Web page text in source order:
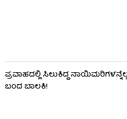
ಪ್ರವಾಹದಲ್ಲಿ ಸಿಲುಕಿದ್ದ
ಬಂದ ಬಾಲಕಿ!